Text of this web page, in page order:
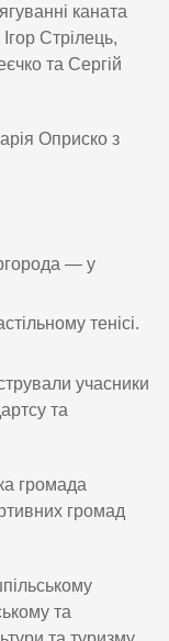
каната
Стрілець,
та Сергій
Оприско з
— у
тенісі.
учасники
та
громада
громад
та